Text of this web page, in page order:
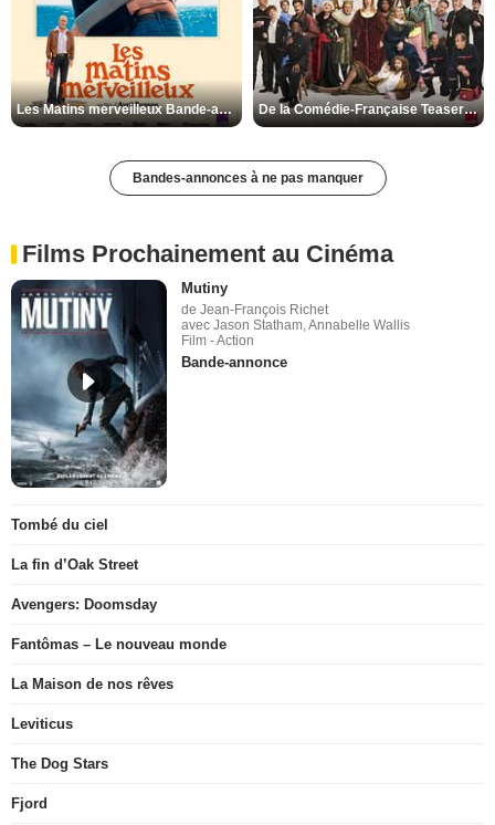
Les Matins merveilleux Bande-annonce VF De la Comédie-Française Teaser VF
Bandes-annonces à ne pas manquer
Films Prochainement au Cinéma
Mutiny
de Jean-François Richet
avec Jason Statham, Annabelle Wallis
Film - Action
Bande-annonce
Tombé du ciel
La fin d’Oak Street
Avengers: Doomsday
Fantômas – Le nouveau monde
La Maison de nos rêves
Leviticus
The Dog Stars
Fjord